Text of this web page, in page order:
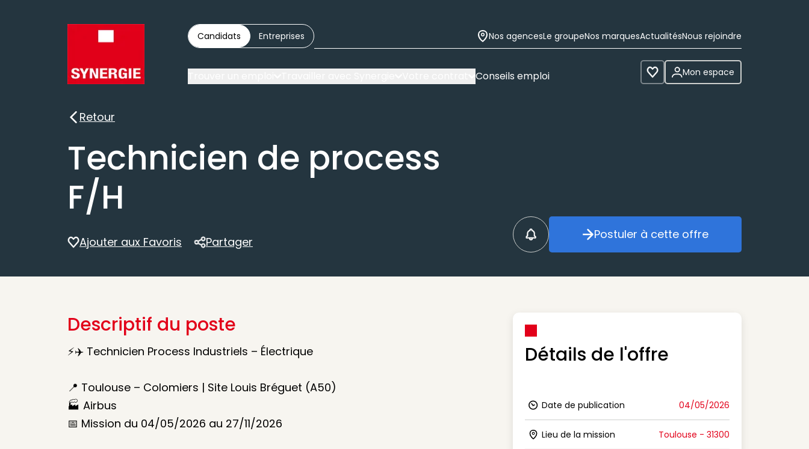
Candidats Entreprises Nos agencesLe groupeNos marquesActualitésNous rejoindre
Conseils emploi Voir les favoris
Mon espace
Retour
Retour
Technicien de process
F/H
Ajouter aux Favoris
Partager
Partager Créer mon alerte Postuler à cette offre
Postuler à cette offre
Descriptif du poste
⚡✈️ Technicien Process Industriels – Électrique
📍 Toulouse – Colomiers | Site Louis Bréguet (A50)
🏭 Airbus
📅 Mission du 04/05/2026 au 27/11/2026
Détails de l'offre
Icon Date de publication
Date de publication 04/05/2026
Lieu de la mission Toulouse - 31300